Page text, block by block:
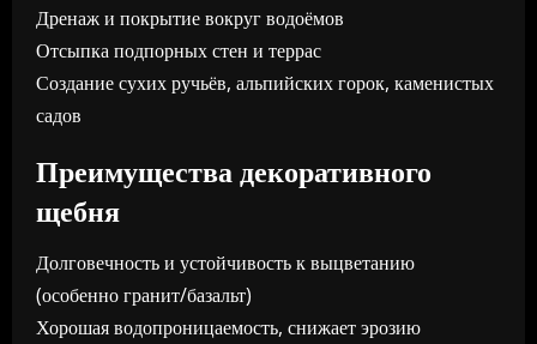
Дренаж и покрытие вокруг водоёмов
Отсыпка подпорных стен и террас
Создание сухих ручьёв, альпийских горок, каменистых
садов
Преимущества декоративного
щебня
Долговечность и устойчивость к выцветанию
(особенно гранит/базальт)
Хорошая водопроницаемость, снижает эрозию